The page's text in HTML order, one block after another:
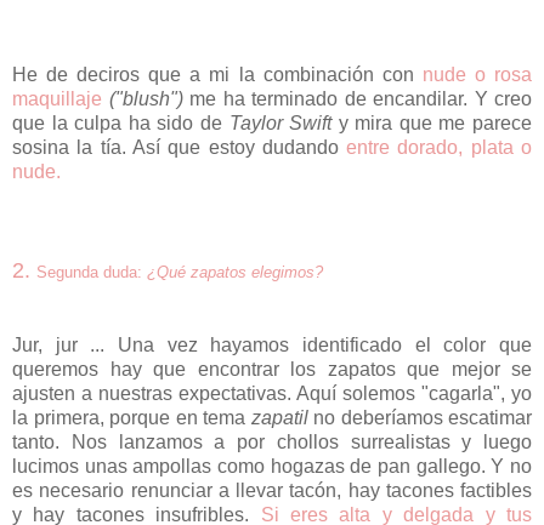
He de deciros que a mi la combinación con nude o rosa
maquillaje ("blush")me ha terminado de encandilar. Y creo
que la culpa ha sido de Taylor Swifty mira que me parece
sosina la tía. Así que estoy dudandoentre dorado, plata o
nude.
2. Segunda duda: ¿Qué zapatos elegimos?
Jur, jur ... Una vez hayamos identificado el color que
queremos hay que encontrar los zapatos que mejor se
ajusten a nuestras expectativas. Aquí solemos "cagarla", yo
la primera, porque en tema zapatilno deberíamos escatimar
tanto. Nos lanzamos a por chollos surrealistas y luego
lucimos unas ampollas como hogazas de pan gallego. Y no
es necesario renunciar a llevar tacón, hay tacones factibles
y hay tacones insufribles. Si eres alta y delgada y tus